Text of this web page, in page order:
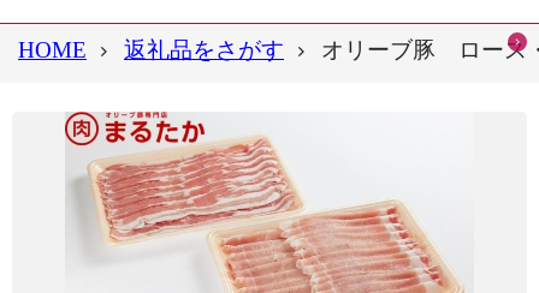
HOME 返礼品をさがす オリーブ豚 ロース